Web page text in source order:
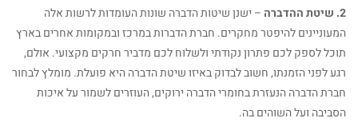
2. שיטת ההדברה
– ישנן שיטות הדברה שונות העומדות לרשות אלה
המעוניינים להיפטר מחקרים. חברת הדברות במרכז ובמקומות אחרים בארץ
תוכל לספק לכם פתרון נקודתי ולשלוח לכם מדביר חרקים מקצועי. אולם,
רגע לפני הזמנתו, חשוב לבדוק באיזו שיטת הדברה היא פועלת. מומלץ לבחור
חברת הדברה הנעזרת בחומרי הדברה ירוקים, העוזרים לשמור על איכות
הסביבה ועל השוהים בה.